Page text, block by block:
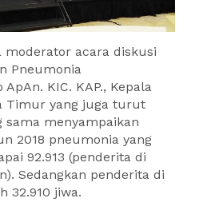
acara diskusi
Pneumonia
KIC. KAP., Kepala
Timur yang juga turut
sama menyampaikan
2018 pneumonia yang
92.913 (penderita di
Sedangkan penderita di
32.910 jiwa.